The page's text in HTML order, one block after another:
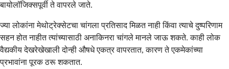
बायोलॉजिक्सपूर्वी ते वापरले जाते.
ज्या लोकांना मेथोट्रेक्सेटचा चांगला प्रतिसाद मिळत नाही किंवा त्याचे दुष्परिणाम
सहन होत नाहीत त्यांच्यासाठी अनाकिनरा चांगले मानले जाऊ शकते. काही लोक
वैद्यकीय देखरेखेखाली दोन्ही औषधे एकत्र वापरतात, कारण ते एकमेकांच्या
प्रभावांना पूरक ठरू शकतात.